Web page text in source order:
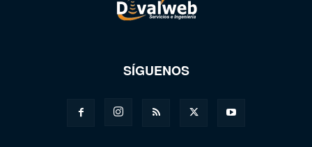
SÍGUENOS